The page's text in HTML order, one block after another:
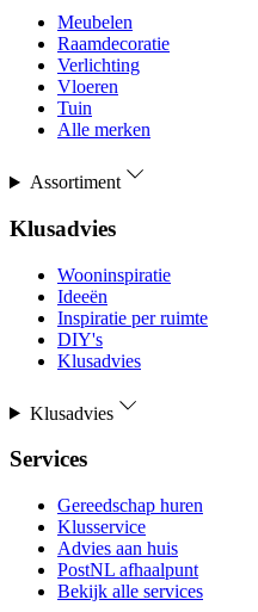
Meubelen
Raamdecoratie
Verlichting
Vloeren
Tuin
Alle merken
Assortiment
Klusadvies
Wooninspiratie
Ideeën
Inspiratie per ruimte
DIY's
Klusadvies
Klusadvies
Services
Gereedschap huren
Klusservice
Advies aan huis
PostNL afhaalpunt
Bekijk alle services